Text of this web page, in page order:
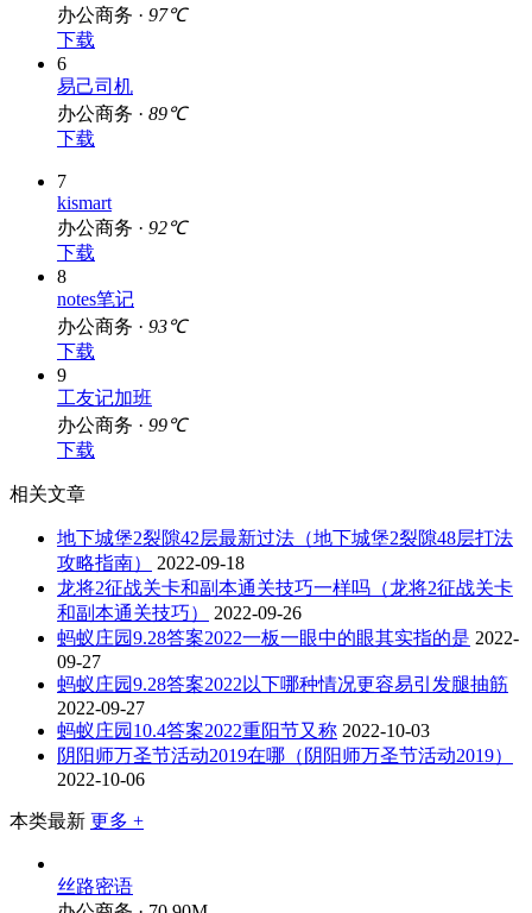
办公商务 · 97℃
下载
6
易己司机
办公商务 · 89℃
下载
7
kismart
办公商务 · 92℃
下载
8
notes笔记
办公商务 · 93℃
下载
9
工友记加班
办公商务 · 99℃
下载
相关文章
地下城堡2裂隙42层最新过法（地下城堡2裂隙48层打法
攻略指南）
2022-09-18
龙将2征战关卡和副本通关技巧一样吗（龙将2征战关卡
和副本通关技巧）
2022-09-26
蚂蚁庄园9.28答案2022一板一眼中的眼其实指的是 2022-
09-27
蚂蚁庄园9.28答案2022以下哪种情况更容易引发腿抽筋
2022-09-27
蚂蚁庄园10.4答案2022重阳节又称 2022-10-03
阴阳师万圣节活动2019在哪（阴阳师万圣节活动2019）
2022-10-06
本类最新 更多 +
丝路密语